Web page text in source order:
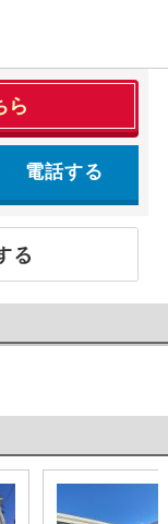
ら
電話する